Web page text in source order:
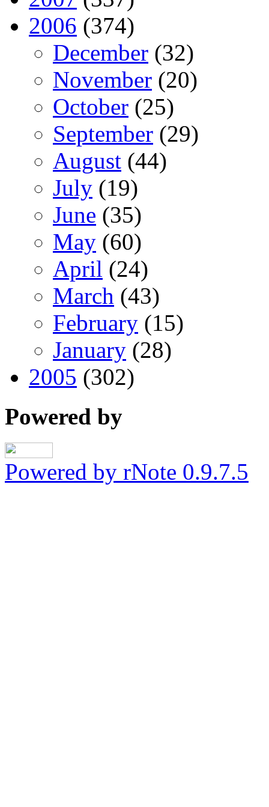
2006 (374)
December (32)
November (20)
October (25)
September (29)
August (44)
July (19)
June (35)
May (60)
April (24)
March (43)
February (15)
January (28)
2005 (302)
Powered by
Powered by rNote 0.9.7.5